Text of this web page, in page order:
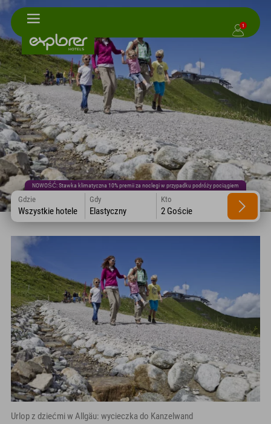
1
NOWOŚĆ: Stawka klimatyczna 10% premii za noclegi w przypadku podróży pociągiem
Gdzie
Wszystkie hotele
Gdy
Elastyczny
Kto
2 Goście
Urlop z dziećmi w Allgäu: wycieczka do Kanzelwand